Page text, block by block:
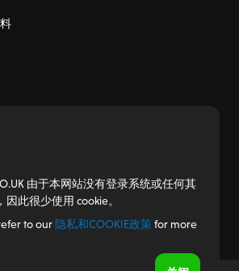
由于本网站没有登录系统或任何其
此很少使用 cookie。
to our 隐私和COOKIE政策for more